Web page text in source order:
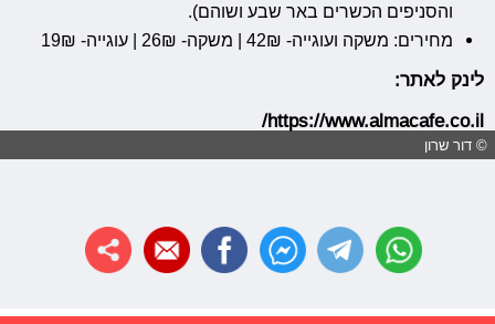
והסניפים הכשרים באר שבע ושוהם).
מחירים: משקה ועוגייה- 42₪ | משקה- 26₪ | עוגייה- 19₪
לינק לאתר:
https://www.almacafe.co.il
/
© דור שרון